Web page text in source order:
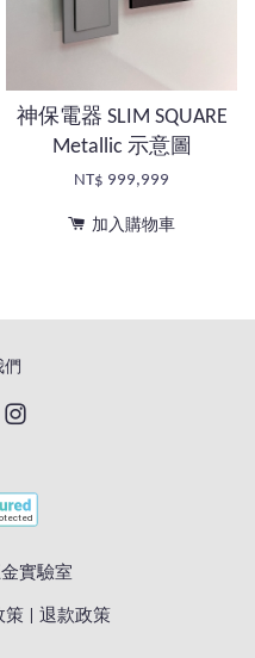
神保電器 SLIM SQUARE
Metallic 示意圖
NT$ 999,999
加入購物車
們
實驗室
策 退款政策